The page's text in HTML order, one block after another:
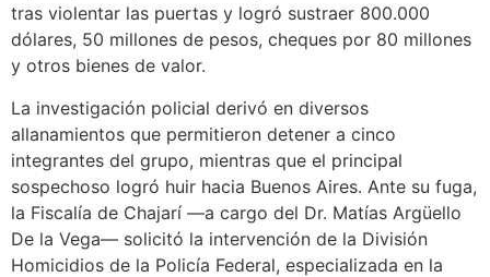
tras violentar las puertas y logró sustraer 800.000
dólares, 50 millones de pesos, cheques por 80 millones
y otros bienes de valor.
La investigación policial derivó en diversos
allanamientos que permitieron detener a cinco
integrantes del grupo, mientras que el principal
sospechoso logró huir hacia Buenos Aires. Ante su fuga,
la Fiscalía de Chajarí —a cargo del Dr. Matías Argüello
De la Vega— solicitó la intervención de la División
Homicidios de la Policía Federal, especializada en la